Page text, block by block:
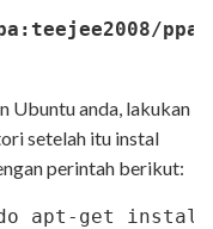
ppa
Ubuntu anda, lakukan
setelah itu instal
perintah berikut:
apt-get install